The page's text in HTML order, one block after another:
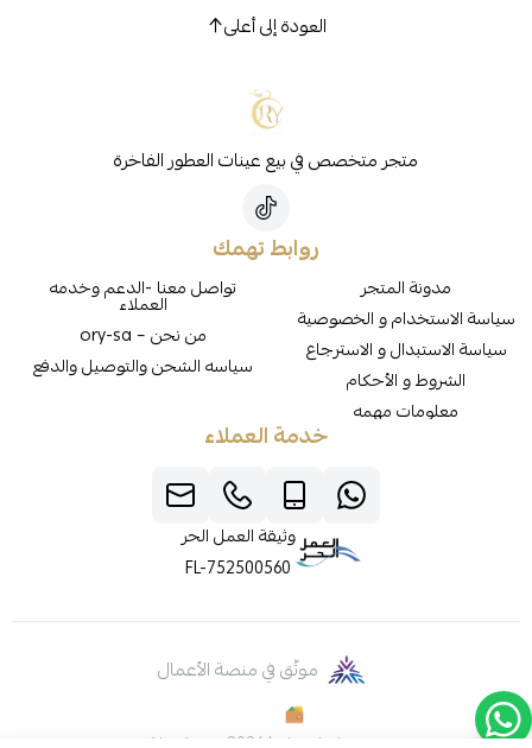
العودة إلى أعلى
متجر متخصص في بيع عينات العطور الفاخرة
روابط تهمك
مدونة المتجر
سياسة الاستخدام و الخصوصية
سياسة الاستبدال و الاسترجاع
الشروط و الأحكام
معلومات مهمه
تواصل معنا -الدعم وخدمه
العملاء
من نحن – ory-sa
سياسه الشحن والتوصيل والدفع
خدمة العملاء
وثيقة العمل الحر
FL-752500560
موثّق في منصة الأعمال